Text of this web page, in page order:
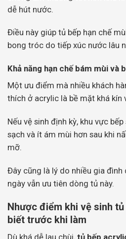
dễ hút nước.
Điều này giúp tủ bếp hạn chế
bong tróc do tiếp xúc nước lâu
Khả năng hạn chế bám mùi và
Một ưu điểm mà nhiều khách
thích ở acrylic là bề mặt khá
Nếu vệ sinh định kỳ, khu vực
sạch và ít ám mùi hơn sau khi
mỡ.
Đây cũng là lý do nhiều gia
ngày vẫn ưu tiên dòng tủ này.
Nhược điểm khi vệ sinh
biết trước khi làm